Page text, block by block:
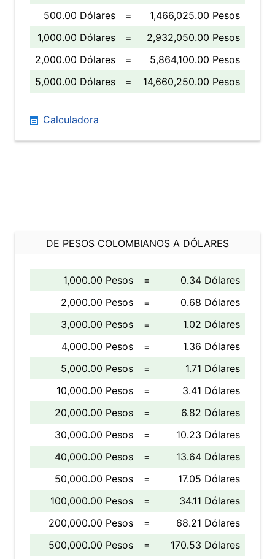
500.00 Dólares
=
1,466,025.00 Pesos
1,000.00 Dólares
=
2,932,050.00 Pesos
2,000.00 Dólares
=
5,864,100.00 Pesos
5,000.00 Dólares
= 14,660,250.00 Pesos
Calculadora
DE PESOS COLOMBIANOS A DÓLARES
1,000.00 Pesos =
0.34 Dólares
2,000.00 Pesos
=
0.68 Dólares
3,000.00 Pesos
=
1.02 Dólares
4,000.00 Pesos
=
1.36 Dólares
5,000.00 Pesos
=
1.71 Dólares
10,000.00 Pesos
=
3.41 Dólares
20,000.00 Pesos
=
6.82 Dólares
30,000.00 Pesos
=
10.23 Dólares
40,000.00 Pesos
=
13.64 Dólares
50,000.00 Pesos
=
17.05 Dólares
100,000.00 Pesos
=
34.11 Dólares
200,000.00 Pesos
=
68.21 Dólares
500,000.00 Pesos
= 170.53 Dólares